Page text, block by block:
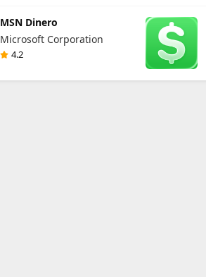
MSN Dinero
Microsoft Corporation
4.2